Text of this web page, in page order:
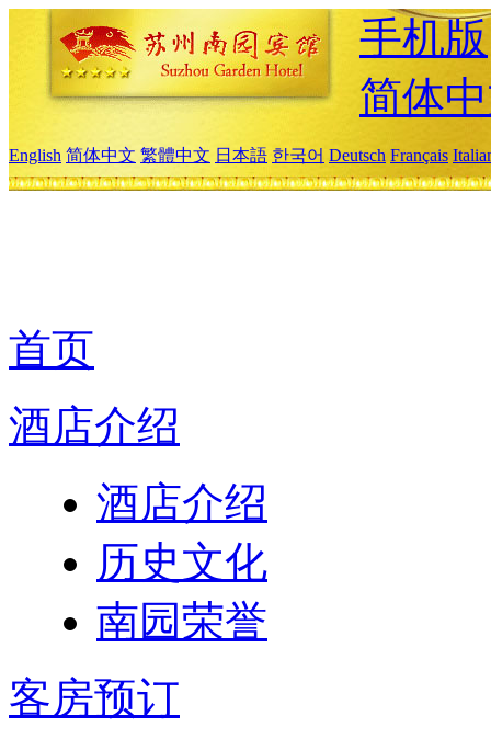
手机版
简体
English 简体中文 繁體中文 日本語 한국어 Deutsch Français
首页
酒店介绍
酒店介绍
历史文化
南园荣誉
客房预订